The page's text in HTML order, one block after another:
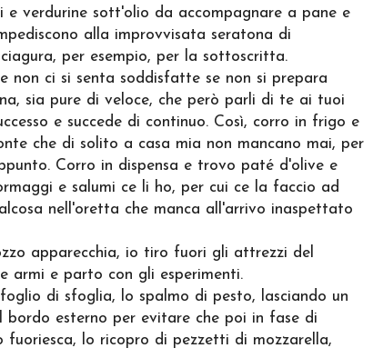
e verdurine sott'olio da accompagnare a pane e
alla improvvisata seratona di
per esempio, per la sottoscritta.
non ci si senta soddisfatte se non si prepara
sia pure di veloce, che però parli di te ai tuoi
e succede di continuo. Così, corro in frigo e
che di solito a casa mia non mancano mai, per
Corro in dispensa e trovo paté d'olive e
e salumi ce li ho, per cui ce la faccio ad
nell'oretta che manca all'arrivo inaspettato
apparecchia, io tiro fuori gli attrezzi del
armi e parto con gli esperimenti.
di sfoglia, lo spalmo di pesto, lasciando un
bordo esterno per evitare che poi in fase di
fuoriesca, lo ricopro di pezzetti di mozzarella,